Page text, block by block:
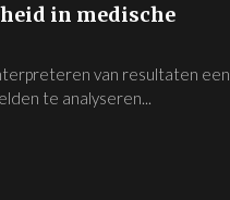
in medische
van resultaten een
te analyseren...